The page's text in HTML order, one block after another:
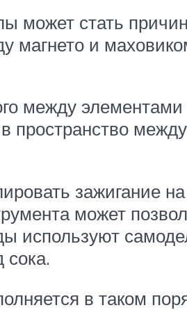
может стать
и
между
пространство
зажигание
может
используют
сока.
в таком